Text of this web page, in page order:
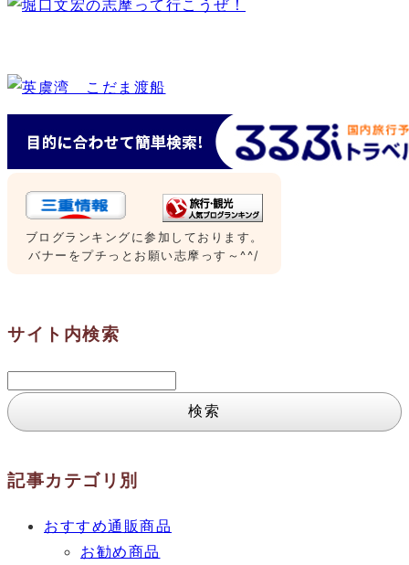
ブログランキングに参加しております。
バナーをプチっとお願い志摩っす～^^/
サイト内検索
検
索:
記事カテゴリ別
おすすめ通販商品
お勧め商品